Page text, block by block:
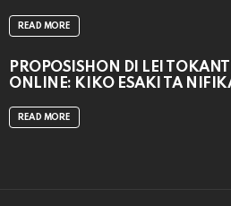
READ MORE
PROPOSISHON DI LEI
ONLINE: KIKO ESAKI TA
READ MORE